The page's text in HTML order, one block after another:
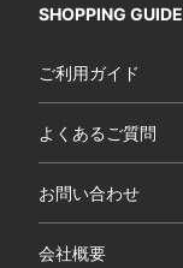
SHOPPING GUIDE
ご利用ガイド
よくあるご質問
お問い合わせ
会社概要